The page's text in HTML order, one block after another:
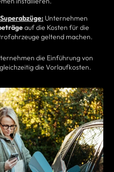
Unternehmen
auf die Kosten für die
geltend machen.
die Einführung von
die Vorlaufkosten.